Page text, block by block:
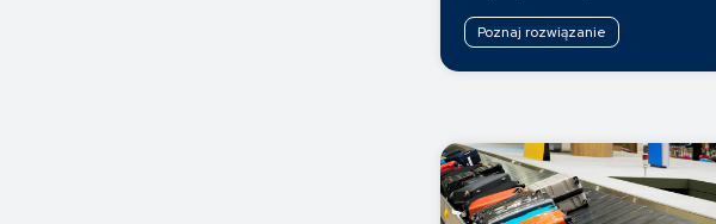
Poznaj rozwiązanie